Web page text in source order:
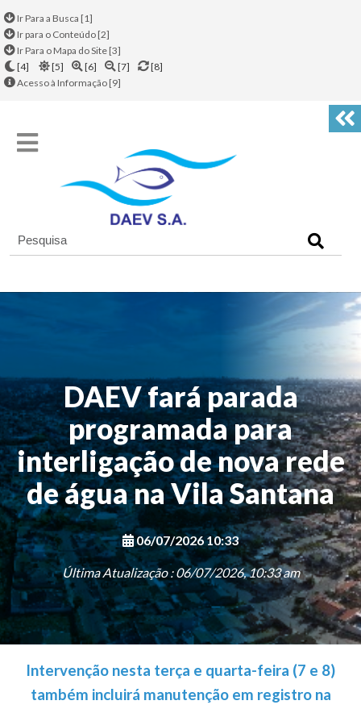
Ir Para a Busca [1]
Ir para o Conteúdo [2]
Ir Para o Mapa do Site [3]
[4]
[5] [6] [7]
[8]
Acesso à Informação [9]
DAEV fará parada
programada para
interligação de nova rede
de água na Vila Santana
06/07/2026 10:33
Última Atualização : 06/07/2026, 10:33 am
Intervenção nesta terça e quarta-feira (7 e 8)
também incluirá manutenção em registro na